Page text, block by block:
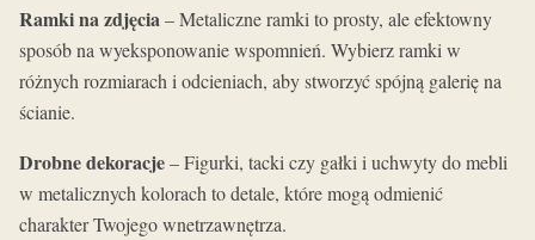
Ramki na zdjęcia– Metaliczne ramki to prosty, ale efektowny
sposób na wyeksponowanie wspomnień. Wybierz ramki w
różnych rozmiarach i odcieniach, aby stworzyć spójną galerię na
ścianie.
Drobne dekoracje– Figurki, tacki czy gałki i uchwyty do mebli
w metalicznych kolorach to detale, które mogą odmienić
charakter Twojego wnetrzawnętrza.